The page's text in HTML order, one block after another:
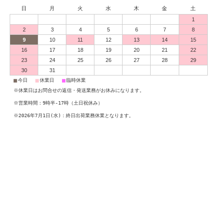
日 月 火 水 木 金
土
1
2
3 4 5 6 7
8
9
10 11 12 13 14
15
16
17 18 19 20 21
22
23
24 25 26 27 28
29
30
31
■今日 ■休業日 ■臨時休業
※休業日はお問合せの返信・発送業務がお休みになります。
※営業時間：9時半-17時（土日祝休み）
※2026年7月1日(水)：終日出荷業務休業となります。